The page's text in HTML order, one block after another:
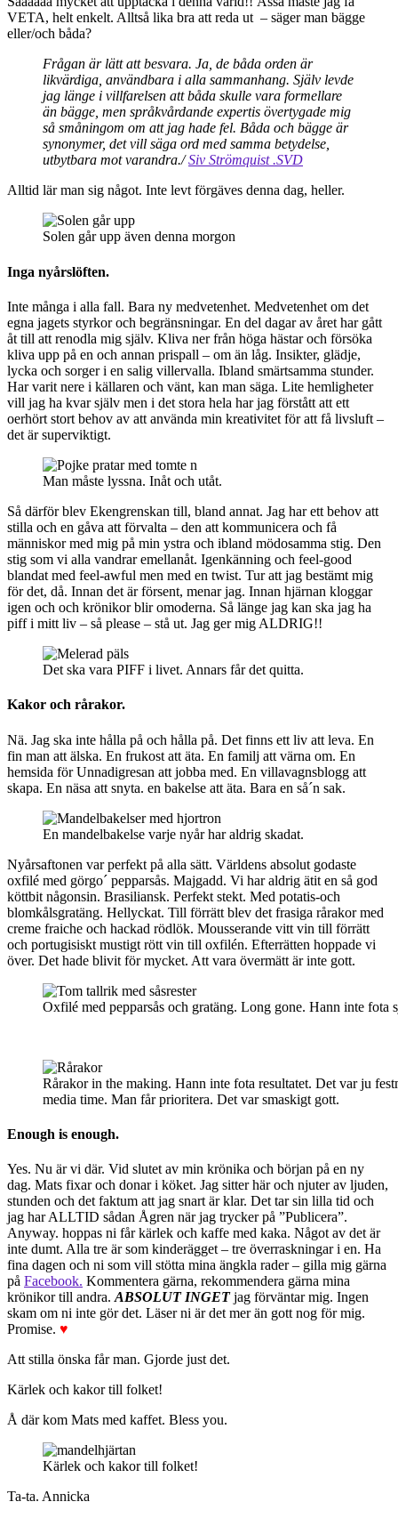
VETA, helt enkelt. Alltså lika bra att reda ut – säger man bägge
eller/och båda?
Frågan är lätt att besvara. Ja, de båda orden är
likvärdiga, användbara i alla sammanhang. Själv levde
jag länge i villfarelsen att båda skulle vara formellare
än bägge, men språkvårdande expertis övertygade mig
så småningom om att jag hade fel. Båda och bägge är
synonymer, det vill säga ord med samma betydelse,
utbytbara mot varandra./Siv Strömquist .SVD
Alltid lär man sig något. Inte levt förgäves denna dag, heller.
Solen går upp även denna morgon
Inga nyårslöften.
Inte många i alla fall. Bara ny medvetenhet. Medvetenhet om det
egna jagets styrkor och begränsningar. En del dagar av året har gått
åt till att renodla mig själv. Kliva ner från höga hästar och försöka
kliva upp på en och annan prispall – om än låg. Insikter, glädje,
lycka och sorger i en salig villervalla. Ibland smärtsamma stunder.
Har varit nere i källaren och vänt, kan man säga. Lite hemligheter
vill jag ha kvar själv men i det stora hela har jag förstått att ett
oerhört stort behov av att använda min kreativitet för att få livsluft –
det är superviktigt.
Man måste lyssna. Inåt och utåt.
Så därför blev Ekengrenskan till, bland annat. Jag har ett behov att
stilla och en gåva att förvalta – den att kommunicera och få
människor med mig på min ystra och ibland mödosamma stig. Den
stig som vi alla vandrar emellanåt. Igenkänning och feel-good
blandat med feel-awful men med en twist. Tur att jag bestämt mig
för det, då. Innan det är försent, menar jag. Innan hjärnan kloggar
igen och och krönikor blir omoderna. Så länge jag kan ska jag ha
piff i mitt liv – så please – stå ut. Jag ger mig ALDRIG!!
Det ska vara PIFF i livet. Annars får det quitta.
Kakor och rårakor.
Nä. Jag ska inte hålla på och hålla på. Det finns ett liv att leva. En
fin man att älska. En frukost att äta. En familj att värna om. En
hemsida för Unnadigresan att jobba med. En villavagnsblogg att
skapa. En näsa att snyta. en bakelse att äta. Bara en så´n sak.
En mandelbakelse varje nyår har aldrig skadat.
Nyårsaftonen var perfekt på alla sätt. Världens absolut godaste
oxfilé med görgo´ pepparsås. Majgadd. Vi har aldrig ätit en så god
köttbit någonsin. Brasiliansk. Perfekt stekt. Med potatis-och
blomkålsgratäng. Hellyckat. Till förrätt blev det frasiga rårakor med
creme fraiche och hackad rödlök. Mousserande vitt vin till förrätt
och portugisiskt mustigt rött vin till oxfilén. Efterrätten hoppade vi
över. Det hade blivit för mycket. Att vara övermätt är inte gott.
Oxfilé med pepparsås och gratäng. Long gone. Hann inte
Rårakor in the making. Hann inte fota resultatet. Det var ju
media time. Man får prioritera. Det var smaskigt gott.
Enough is enough.
Yes. Nu är vi där. Vid slutet av min krönika och början på en ny
dag. Mats fixar och donar i köket. Jag sitter här och njuter av ljuden,
stunden och det faktum att jag snart är klar. Det tar sin lilla tid och
jag har ALLTID sådan Ågren när jag trycker på ”Publicera”.
Anyway. hoppas ni får kärlek och kaffe med kaka. Något av det är
inte dumt. Alla tre är som kinderägget – tre överraskningar i en. Ha
fina dagen och ni som vill stötta mina ängkla rader – gilla mig gärna
på Facebook. Kommentera gärna, rekommendera gärna mina
krönikor till andra. ABSOLUT INGET jag förväntar mig. Ingen
skam om ni inte gör det. Läser ni är det mer än gott nog för mig.
Promise. ♥
Att stilla önska får man. Gjorde just det.
Kärlek och kakor till folket!
Å där kom Mats med kaffet. Bless you.
Kärlek och kakor till folket!
Ta-ta. Annicka